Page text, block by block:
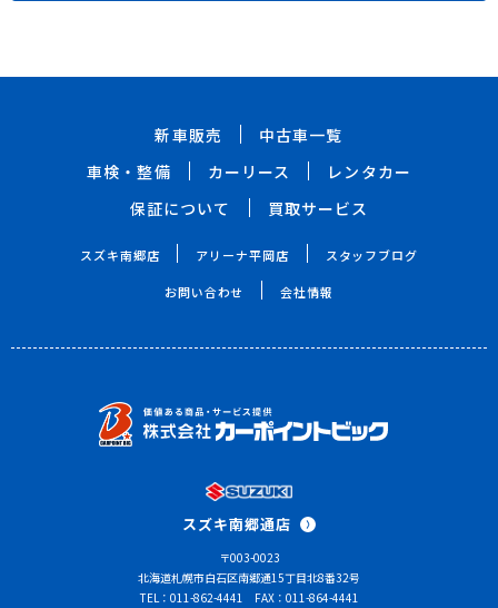
新車販売
中古車一覧
車検・整備
カーリース
レンタカー
保証について
買取サービス
スズキ南郷店 アリーナ平岡店 スタッフブログ
お問い合わせ 会社情報
スズキ南郷通店
〒003-0023
北海道札幌市白石区南郷通15丁目北8番32号
TEL：011-862-4441
FAX：011-864-4441